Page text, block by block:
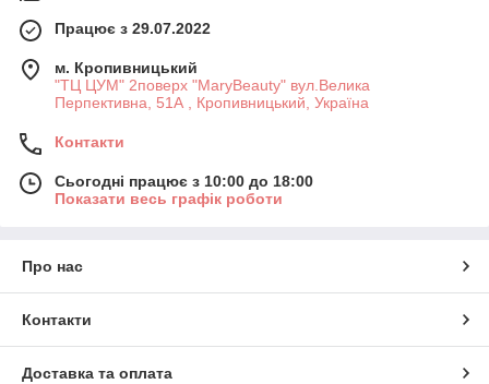
Працює з 29.07.2022
м. Кропивницький
"ТЦ ЦУМ" 2поверх "MaryBeauty" вул.Велика
Перпективна, 51А , Кропивницький, Україна
Контакти
Сьогодні працює з 10:00 до 18:00
Показати весь графік роботи
Про нас
Контакти
Доставка та оплата